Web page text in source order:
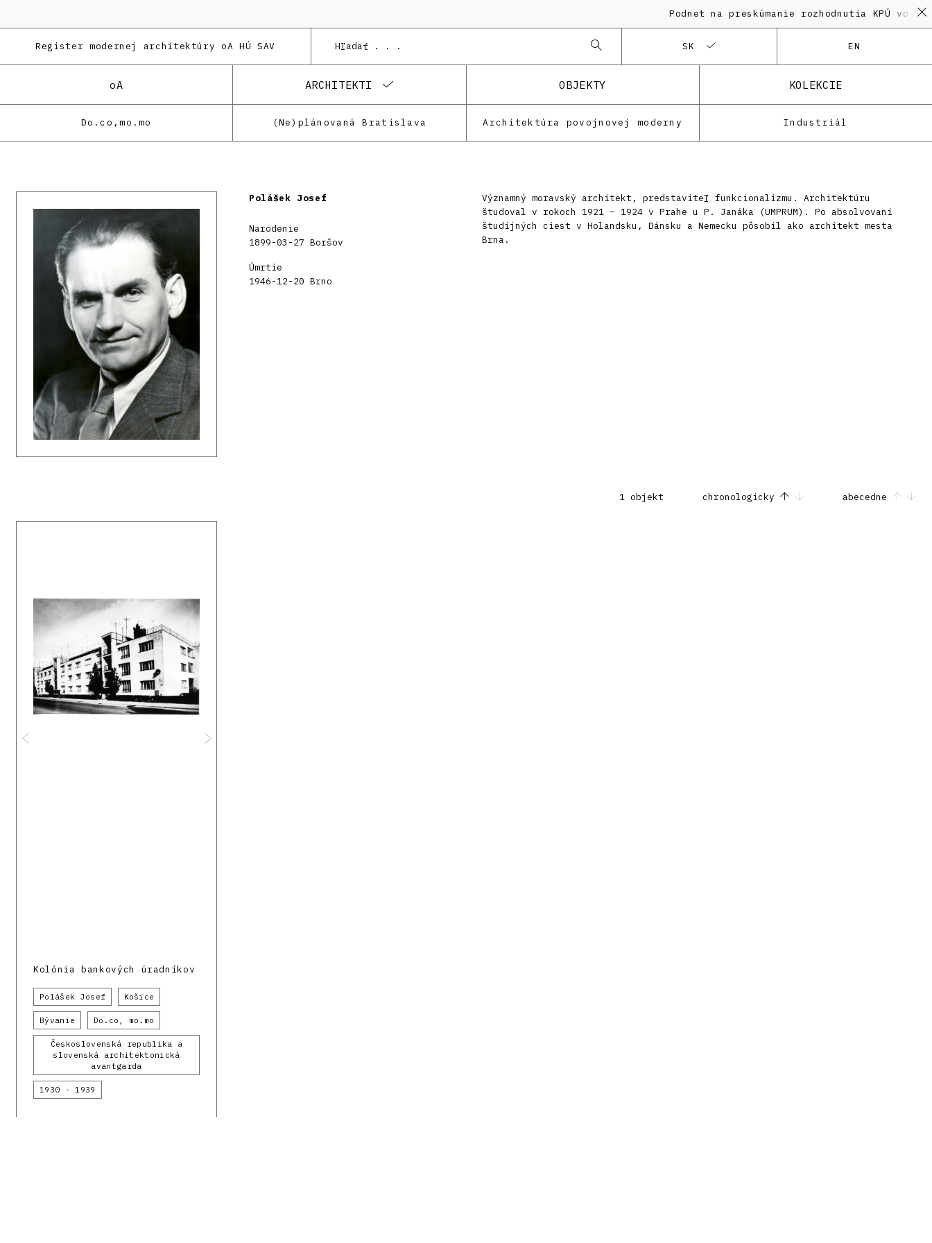
Podnet na preskúmanie rozhodnutia KPÚ vo veci
Register modernej architektúry oA HÚ SAV SK EN
oA ARCHITEKTI OBJEKTY KOLEKCIE
Do.co,mo.mo (Ne)plánovaná Bratislava Architektúra povojnovej moderny Industriál
Polášek Josef
Narodenie
1899-03-27 Boršov
Úmrtie
1946-12-20 Brno
Významný moravský architekt, predstaviteľ funkcionalizmu. Architektúru
študoval v rokoch 1921 – 1924 v Prahe u P. Janáka (UMPRUM). Po absolvovaní
študijných ciest v Holandsku, Dánsku a Nemecku pôsobil ako architekt mesta
Brna.
1 objekt chronologicky abecedne
Kolónia bankových úradníkov
Polášek Josef Košice
Bývanie Do.co, mo.mo
Československá republika a
slovenská architektonická
avantgarda
1930 - 1939